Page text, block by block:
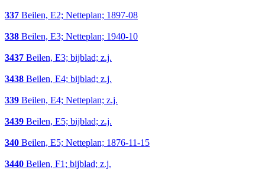
337 Beilen, E2; Netteplan; 1897-08
338 Beilen, E3; Netteplan; 1940-10
3437 Beilen, E3; bijblad; z.j.
3438 Beilen, E4; bijblad; z.j.
339 Beilen, E4; Netteplan; z.j.
3439 Beilen, E5; bijblad; z.j.
340 Beilen, E5; Netteplan; 1876-11-15
3440 Beilen, F1; bijblad; z.j.